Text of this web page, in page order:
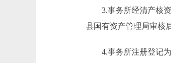
3.事务所经清产核资
县国有资产管理局审核
4.事务所注册登记为